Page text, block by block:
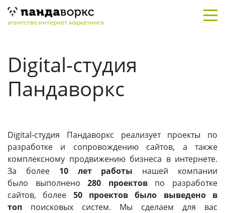
агентство интернет маркетинга
Главная / О компании
Digital-студия
Пандаворкс
Digital-студия Пандаворкс реализует проекты по
разработке и сопровождению сайтов, а также
комплексному продвижению бизнеса в интернете.
За более 10 лет работы нашей компании
было выполнено280 проектовпо разработке
сайтов, более 50 проектов было выведено в
топ поисковых систем. Мы сделаем для вас